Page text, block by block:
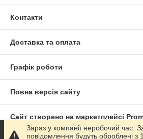
Контакти
Доставка та оплата
Графік роботи
Повна версія сайту
Сайт створено на маркетплейсі
Зараз у компанії неробочий час.
повідомлення будуть оброблені з